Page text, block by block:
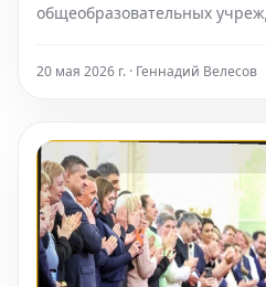
общеобразовательных
Следственный комитет уже
20 мая 2026 г. · Геннадий Велесов